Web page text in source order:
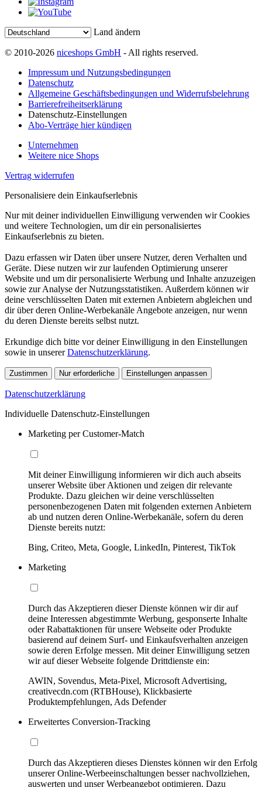
Land ändern
© 2010-2026 niceshops GmbH - All rights reserved.
Impressum und Nutzungsbedingungen
Datenschutz
Allgemeine Geschäftsbedingungen und Widerrufsbelehrung
Barrierefreiheitserklärung
Datenschutz-Einstellungen
Abo-Verträge hier kündigen
Unternehmen
Weitere nice Shops
Vertrag widerrufen
Personalisiere dein Einkaufserlebnis
Nur mit deiner individuellen Einwilligung verwenden wir Cookies
und weitere Technologien, um dir ein personalisiertes
Einkaufserlebnis zu bieten.
Dazu erfassen wir Daten über unsere Nutzer, deren Verhalten und
Geräte. Diese nutzen wir zur laufenden Optimierung unserer
Website und um dir personalisierte Werbung und Inhalte anzuzeigen
sowie zur Analyse der Nutzungsstatistiken. Außerdem können wir
deine verschlüsselten Daten mit externen Anbietern abgleichen und
dir über deren Online-Werbekanäle Angebote anzeigen, nur wenn
du deren Dienste bereits selbst nutzt.
Erkundige dich bitte vor deiner Einwilligung in den Einstellungen
sowie in unsererDatenschutzerklärung.
Zustimmen Nur erforderliche Einstellungen anpassen
Datenschutzerklärung
Individuelle Datenschutz-Einstellungen
Marketing per Customer-Match
Mit deiner Einwilligung informieren wir dich auch abseits
unserer Website über Aktionen und zeigen dir relevante
Produkte. Dazu gleichen wir deine verschlüsselten
personenbezogenen Daten mit folgenden externen Anbietern
ab und nutzen deren Online-Werbekanäle, sofern du deren
Dienste bereits nutzt:
Bing, Criteo, Meta, Google, LinkedIn, Pinterest, TikTok
Marketing
Durch das Akzeptieren dieser Dienste können wir dir auf
deine Interessen abgestimmte Werbung, gesponserte Inhalte
oder Rabattaktionen für unsere Webseite oder Produkte
basierend auf deinem Surf- und Einkaufsverhalten anzeigen
sowie deren Erfolge messen. Mit deiner Einwilligung setzen
wir auf dieser Webseite folgende Drittdienste ein:
AWIN, Sovendus, Meta-Pixel, Microsoft Advertising,
creativecdn.com (RTBHouse), Klickbasierte
Produktempfehlungen, Ads Defender
Erweitertes Conversion-Tracking
Durch das Akzeptieren dieses Dienstes können wir den Erfolg
unserer Online-Werbeeinschaltungen besser nachvollziehen,
auswerten und unser Werbeangebot optimieren. Dazu